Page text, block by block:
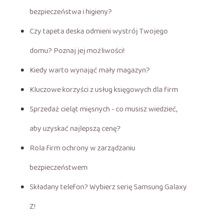
bezpieczeństwa i higieny?
Czy tapeta deska odmieni wystrój Twojego
domu? Poznaj jej możliwości!
Kiedy warto wynająć mały magazyn?
Kluczowe korzyści z usług księgowych dla firm
Sprzedaż cieląt mięsnych - co musisz wiedzieć,
aby uzyskać najlepszą cenę?
Rola firm ochrony w zarządzaniu
bezpieczeństwem
Składany telefon? Wybierz serię Samsung Galaxy
Z!